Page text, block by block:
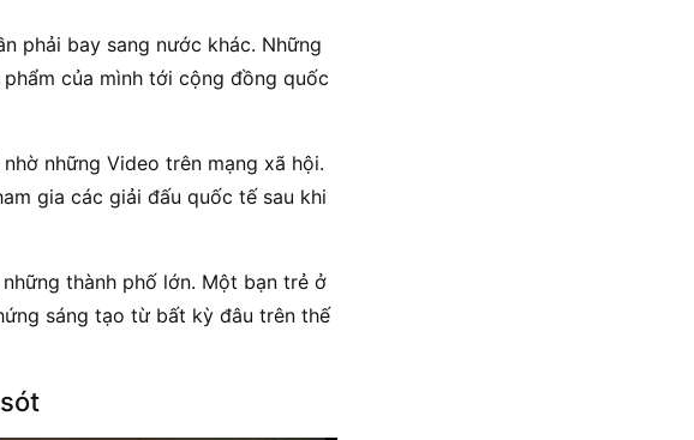
phải bay sang nước khác. Những
của mình tới cộng đồng quốc
những Video trên mạng xã hội.
gia các giải đấu quốc tế sau khi
thành phố lớn. Một bạn trẻ ở
sáng tạo từ bất kỳ đâu trên thế